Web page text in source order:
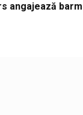
angajează